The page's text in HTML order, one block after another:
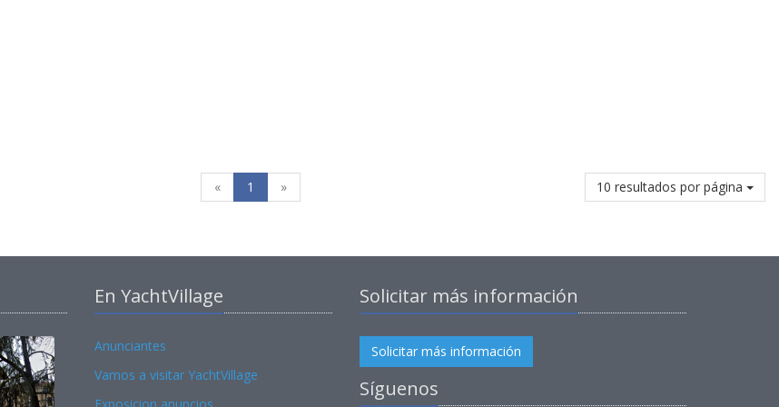
« 1 » 10 resultados por página
En YachtVillage
Anunciantes
Vamos a visitar YachtVillage
Solicitar más información
Solicitar más información
Síguenos